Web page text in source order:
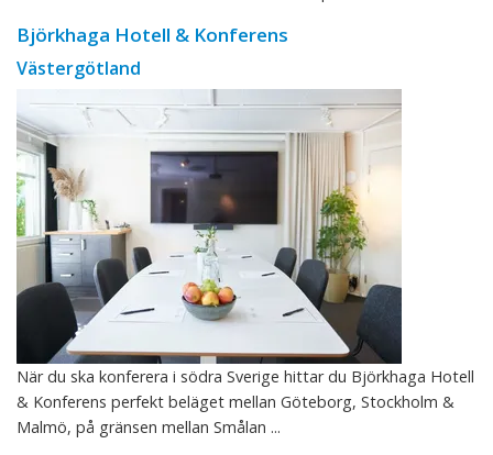
Björkhaga Hotell & Konferens
Västergötland
När du ska konferera i södra Sverige hittar du Björkhaga Hotell
& Konferens perfekt beläget mellan Göteborg, Stockholm &
Malmö, på gränsen mellan Smålan ...